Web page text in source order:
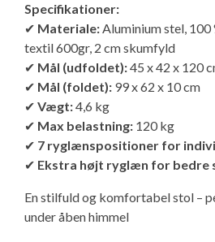
GPDR - Optagelse af
GPDR - KG Camping
Specifikationer:
✔ Materiale:Aluminium stel, 100
textil 600gr, 2 cm skumfyld
✔ Mål (udfoldet):45 x 42 x 120
✔ Mål (foldet): 99 x 62 x 10 cm
✔ Vægt:4,6 kg
✔ Max belastning: 120 kg
✔ 7 ryglænspositioner for
✔ Ekstra højt ryglæn for bedre
En stilfuld og komfortabel stol –
under åben himmel